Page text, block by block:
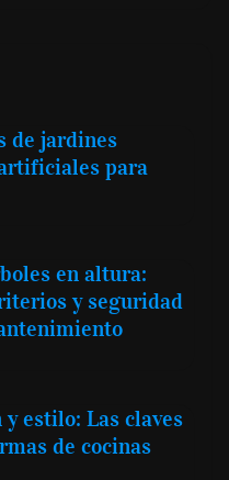
de jardines
para
en altura:
y seguridad
estilo: Las claves
de cocinas